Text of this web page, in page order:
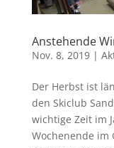
Anstehende
Nov. 8, 2019|
Der Herbst ist
den Skiclub
wichtige Zeit im
Wochenende im